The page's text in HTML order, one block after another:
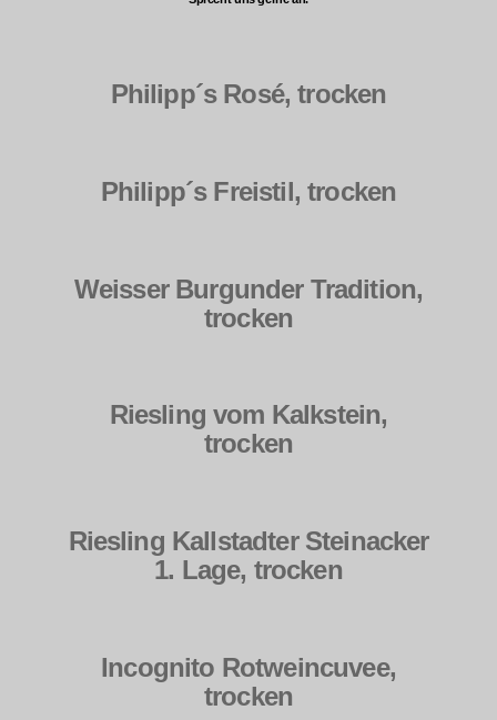
Philipp´s Rosé, trocken
Philipp´s Freistil, trocken
Weisser Burgunder Tradition,
trocken
Riesling vom Kalkstein,
trocken
Riesling Kallstadter Steinacker
1. Lage, trocken
Incognito Rotweincuvee,
trocken